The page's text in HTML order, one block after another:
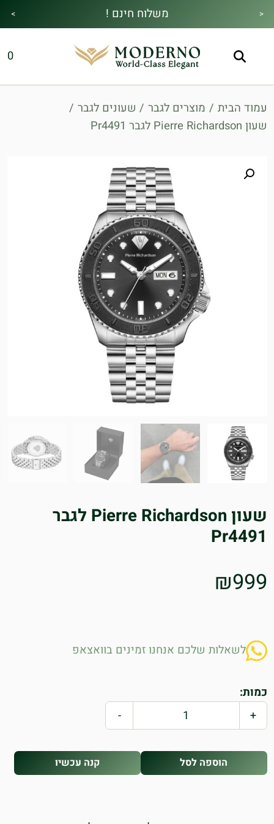
< משלוח חינם !
מתנה מיוחדת בכל בקנייה !
הנחה!בהקשת קוד קופון👇
>
0
עמוד הבית / מוצרים לגבר / שעונים לגבר /
שעון Pierre Richardson לגבר Pr4491
שעון Pierre Richardson לגבר
Pr4491
₪999
לשאלות שלכם אנחנו זמינים בוואצאפ
כמות:
+
-
הוספה לסל קנה עכשיו